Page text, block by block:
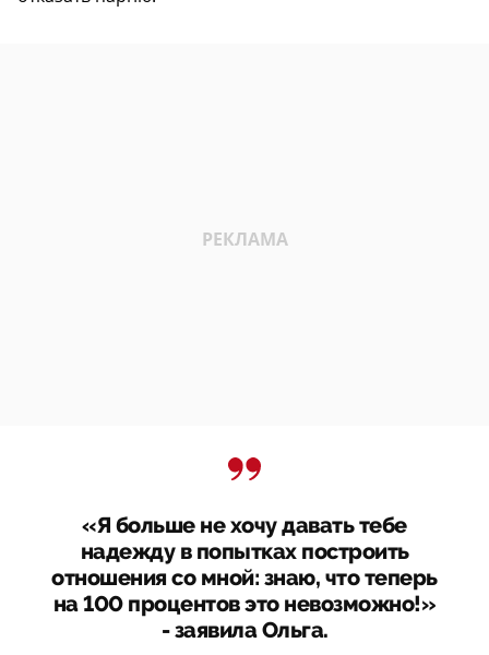
«Я больше не хочу давать тебе
надежду в попытках построить
отношения со мной: знаю, что теперь
на 100 процентов это невозможно!»
- заявила Ольга.